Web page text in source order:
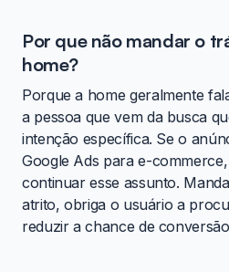
Por que não mandar o
home?
Porque a home geralmente
a pessoa que vem da busca
intenção específica. Se o
Google Ads para e-
continuar esse assunto.
atrito, obriga o usuário a
reduzir a chance de